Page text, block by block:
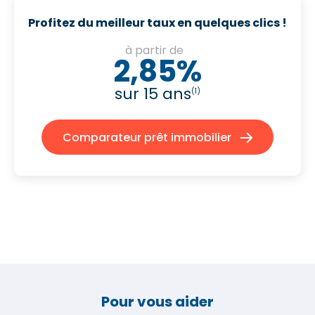
Profitez du meilleur taux en quelques clics !
à partir de
2,85%
sur 15 ans(1)
Comparateur prêt immobilier
Pour vous aider